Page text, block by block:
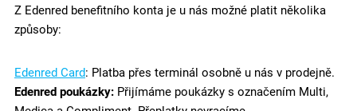
Z Edenred benefitního konta je u nás možné platit několika
způsoby:
Edenred Card: Platba přes terminál osobně u nás v prodejně.
Edenred poukázky: Přijímáme poukázky s označením Multi,